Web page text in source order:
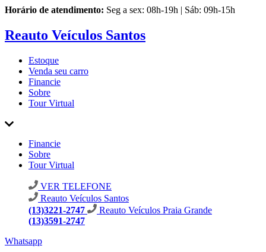
Horário de atendimento: Seg a sex: 08h-19h | Sáb: 09h-15h
Reauto Veículos Santos
Estoque
Venda seu carro
Financie
Sobre
Tour Virtual
Financie
Sobre
Tour Virtual
VER TELEFONE
Reauto Veículos Santos
(13)3221-2747
Reauto Veículos Praia Grande
(13)3591-2747
Whatsapp